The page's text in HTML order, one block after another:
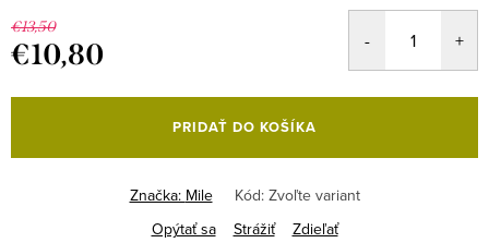
€13,50
€10,80
cena:
PRIDAŤ DO KOŠÍKA
Značka: Mile Kód: Zvoľte variant
Opýtať sa
Strážiť Zdieľať